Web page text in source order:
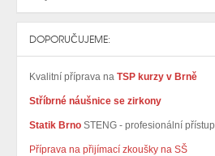
DOPORUČUJEME:
Kvalitní příprava na TSP kurzy v Brně
Stříbrné náušnice se zirkony
Statik Brno STENG - profesionální přístup
Příprava na přijímací zkoušky na SŠ